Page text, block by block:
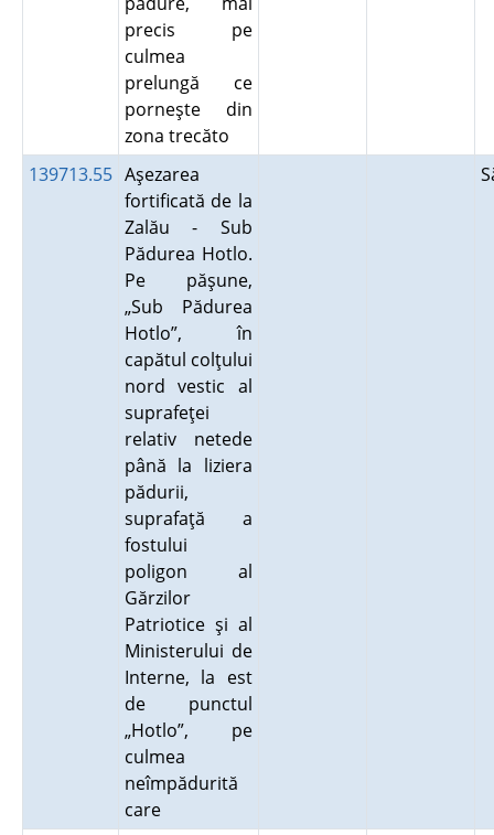
precis pe
culmea
prelungă ce
porneşte din
zona trecăto
139713.55 Aşezarea
fortificată de la
Zalău - Sub
Pădurea Hotlo.
Pe păşune,
„Sub Pădurea
Hotlo”, în
capătul colţului
nord vestic al
suprafeţei
relativ netede
până la liziera
pădurii,
suprafaţă a
fostului
poligon al
Gărzilor
Patriotice şi al
Ministerului de
Interne, la est
de punctul
„Hotlo”, pe
culmea
neîmpădurită
care